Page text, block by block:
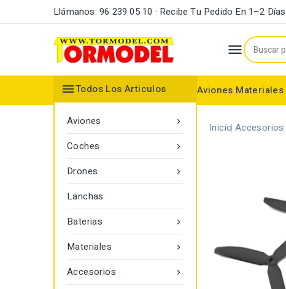
Llámanos: 96 239 05 10 · Recibe Tu Pedido En 1–2 Días

Aviones Materiales
Todos Los Articulos

Aviones

Coches

Drones
Lanchas

Baterias

Materiales

Accesorios
Inicio Accesorios